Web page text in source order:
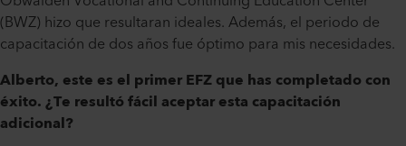
(BWZ) hizo que resultaran ideales. Además, el periodo de
capacitación de dos años fue óptimo para mis necesidades.
Alberto, este es el primer EFZ que has completado con
éxito. ¿Te resultó fácil aceptar esta capacitación
adicional?